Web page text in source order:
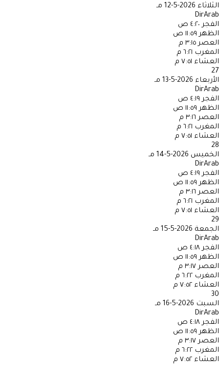
الثلاثاء 2026-5-12 مـ
DirArab
الفجر ٤:٢٠ ص
الظهر ١١:٥٩ ص
العصر ٣:١٥ م
المغرب ٦:٢١ م
العشاء ٧:٥١ م
27
الأربعاء 2026-5-13 مـ
DirArab
الفجر ٤:١٩ ص
الظهر ١١:٥٩ ص
العصر ٣:١٦ م
المغرب ٦:٢١ م
العشاء ٧:٥١ م
28
الخميس 2026-5-14 مـ
DirArab
الفجر ٤:١٩ ص
الظهر ١١:٥٩ ص
العصر ٣:١٦ م
المغرب ٦:٢١ م
العشاء ٧:٥١ م
29
الجمعة 2026-5-15 مـ
DirArab
الفجر ٤:١٨ ص
الظهر ١١:٥٩ ص
العصر ٣:١٧ م
المغرب ٦:٢٢ م
العشاء ٧:٥٢ م
30
السبت 2026-5-16 مـ
DirArab
الفجر ٤:١٨ ص
الظهر ١١:٥٩ ص
العصر ٣:١٧ م
المغرب ٦:٢٢ م
العشاء ٧:٥٢ م